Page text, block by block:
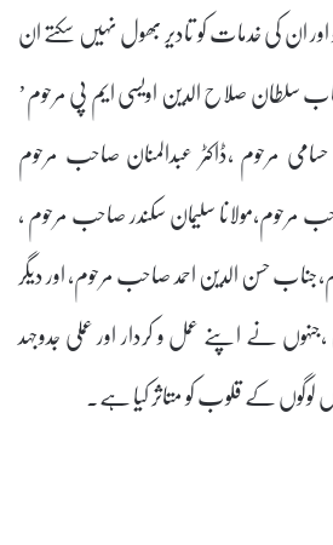
ان کی خدمات کو تادیر بھول نہیں سکتے ان
سلطان صلاح الدین اویسی ایم پی مرحوم’
حسامی مرحوم ،ڈاکٹر عبدالمنان صاحب مرحوم
مرحوم،مولانا سلیمان سکندر صاحب مرحوم ،
حسن الدین احمد صاحب مرحوم، اور دیگر
نے اپنے عمل و کردار اور عملی جدوجہد
لوگوں کے قلوب کو متاثر کیا ہے۔